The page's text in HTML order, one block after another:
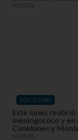
31/07/26
SOCIEDAD
Este lunes
meningococo y en
Canelones y
03/08/26